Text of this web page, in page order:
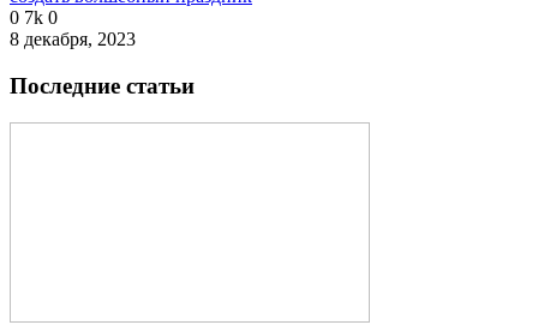
0 7k 0
8 декабря, 2023
Последние статьи